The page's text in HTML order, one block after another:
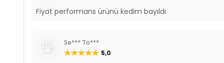
Fiyat performans ürünü kedim bayıldı
Se*** To***
5,0